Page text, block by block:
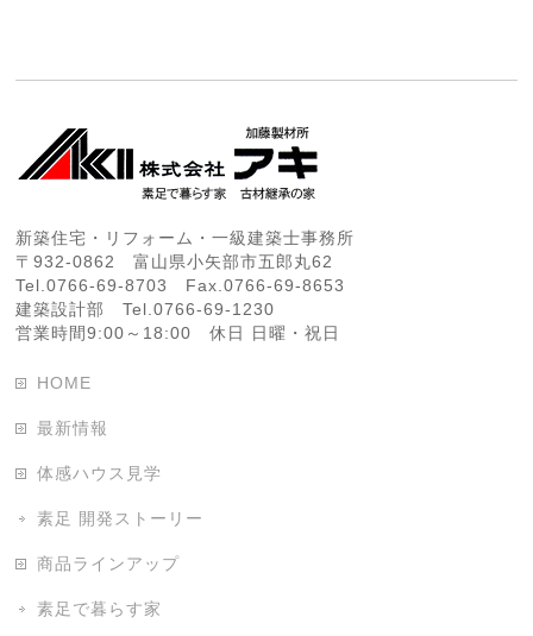
新築住宅・リフォーム・一級建築士事務所
〒932-0862 富山県小矢部市五郎丸62
Tel.0766-69-8703 Fax.0766-69-8653
建築設計部 Tel.0766-69-1230
営業時間9:00～18:00 休日 日曜・祝日
HOME
最新情報
体感ハウス見学
素足 開発ストーリー
商品ラインアップ
素足で暮らす家